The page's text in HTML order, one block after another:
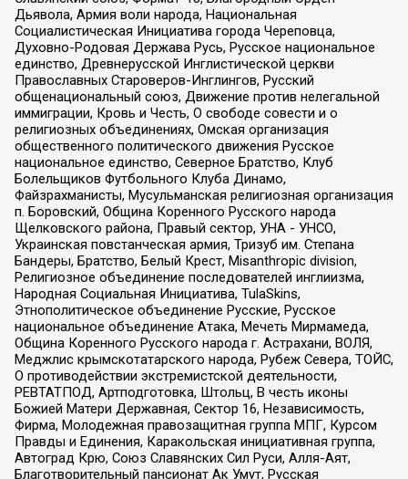
Дьявола, Армия воли народа, Национальная
Социалистическая Инициатива города Череповца,
Духовно-Родовая Держава Русь, Русское национальное
единство, Древнерусской Инглистической церкви
Православных Староверов-Инглингов, Русский
общенациональный союз, Движение против нелегальной
иммиграции, Кровь и Честь, О свободе совести и о
религиозных объединениях, Омская организация
общественного политического движения Русское
национальное единство, Северное Братство, Клуб
Болельщиков Футбольного Клуба Динамо,
Файзрахманисты, Мусульманская религиозная организация
п. Боровский, Община Коренного Русского народа
Щелковского района, Правый сектор, УНА - УНСО,
Украинская повстанческая армия, Тризуб им. Степана
Бандеры, Братство, Белый Крест, Misanthropic division,
Религиозное объединение последователей инглиизма,
Народная Социальная Инициатива, TulaSkins,
Этнополитическое объединение Русские, Русское
национальное объединение Атака, Мечеть Мирмамеда,
Община Коренного Русского народа г. Астрахани, ВОЛЯ,
Меджлис крымскотатарского народа, Рубеж Севера, ТОЙС,
О противодействии экстремистской деятельности,
РЕВТАТПОД, Артподготовка, Штольц, В честь иконы
Божией Матери Державная, Сектор 16, Независимость,
Фирма, Молодежная правозащитная группа МПГ, Курсом
Правды и Единения, Каракольская инициативная группа,
Автоград Крю, Союз Славянских Сил Руси, Алля-Аят,
Благотворительный пансионат Ак Умут, Русская